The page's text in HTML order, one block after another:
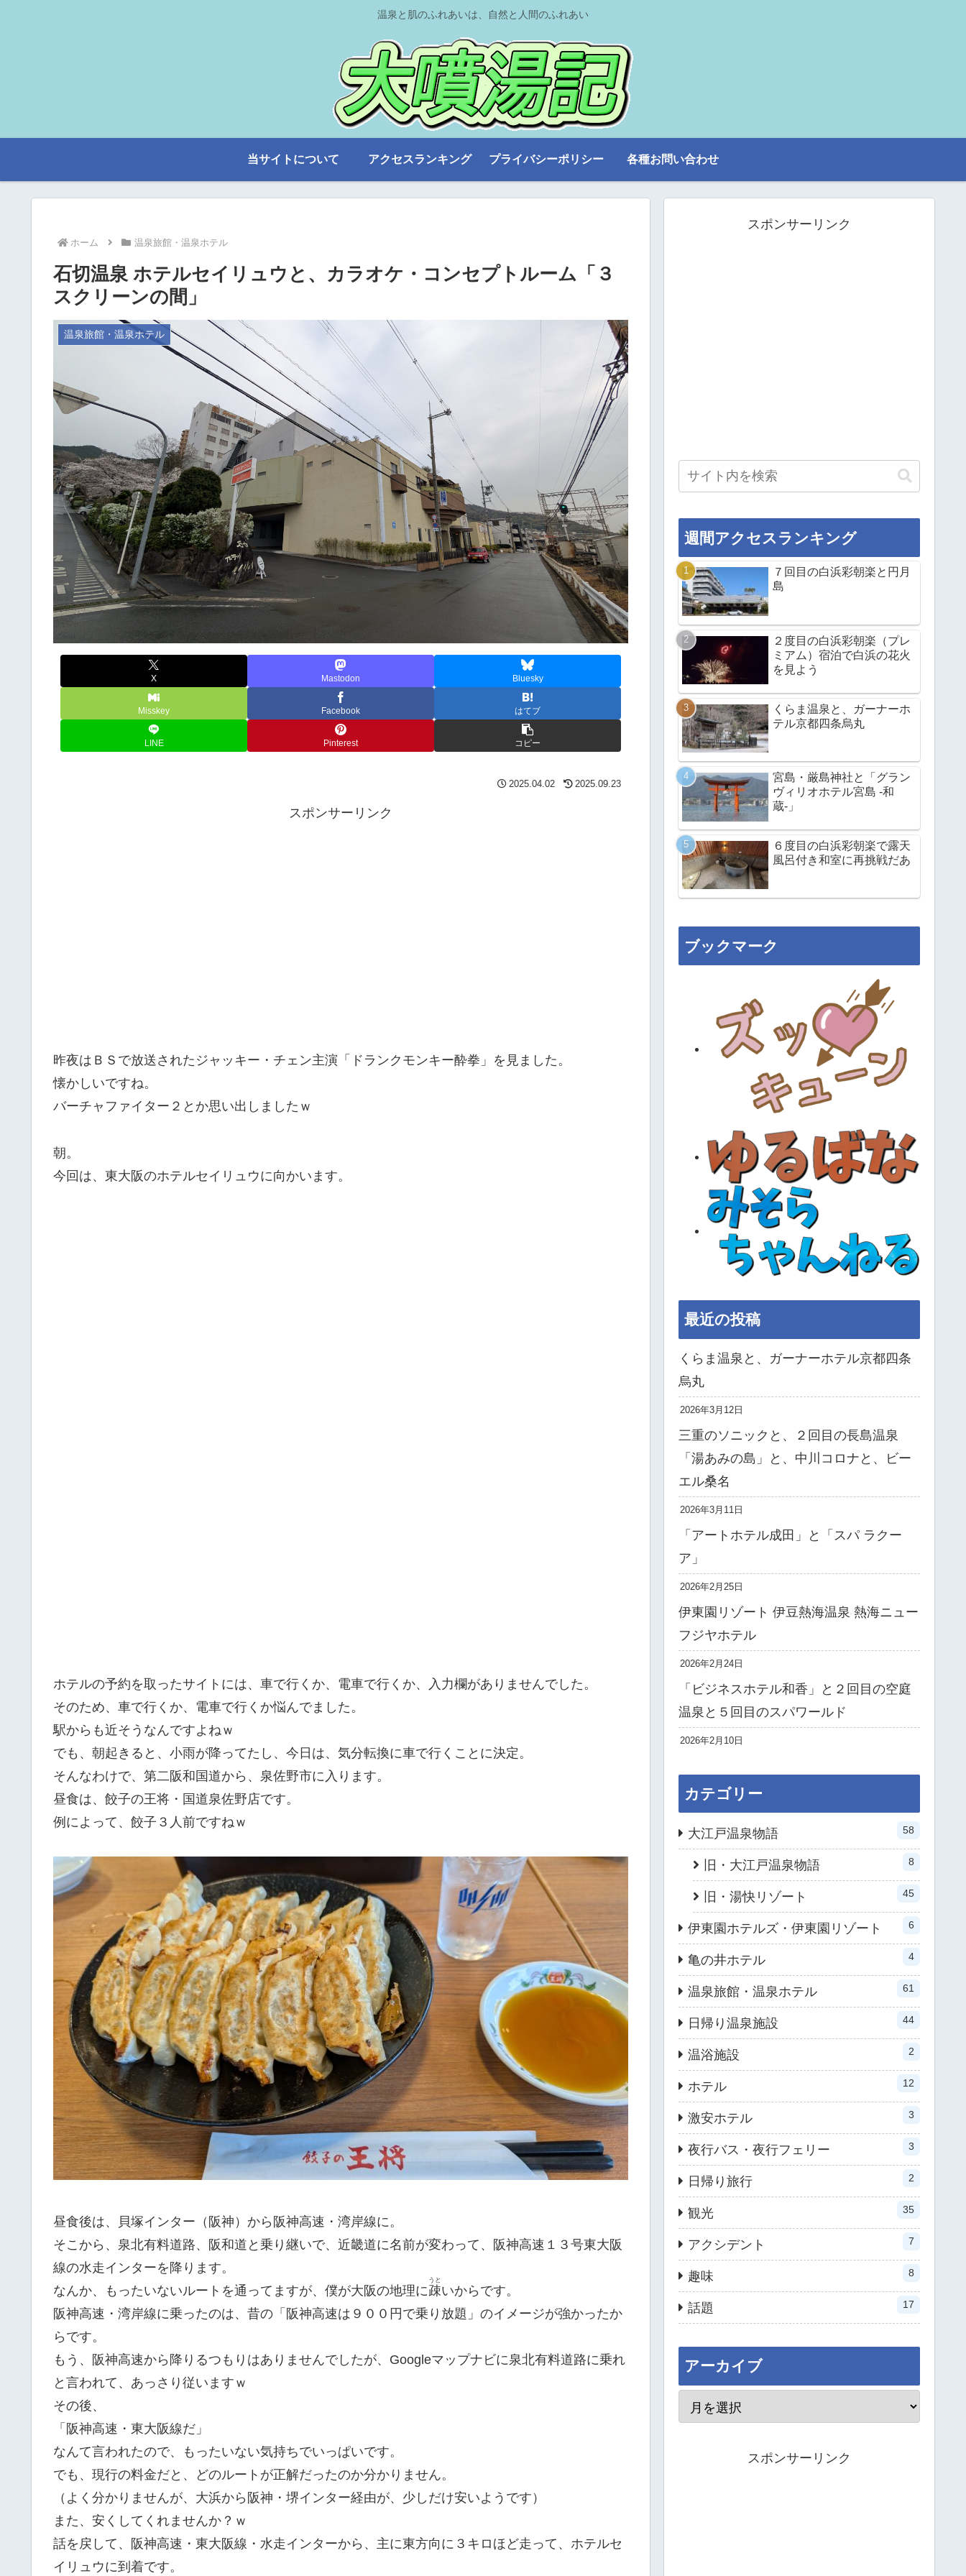
温泉と肌のふれあいは、自然と人間のふれあい
当サイトについて アクセスランキング プライバシーポリシー 各種お問い合わせ
ホーム 温泉旅館・温泉ホテル
石切温泉 ホテルセイリュウと、カラオケ・コンセプトルーム「３
スクリーンの間」
温泉旅館・温泉ホテル
X Mastodon Bluesky
Misskey Facebook はてブ
LINE Pinterest コピー
2025.04.02 2025.09.23
スポンサーリンク
昨夜はＢＳで放送されたジャッキー・チェン主演「ドランクモンキー酔拳」を見ました。
懐かしいですね。
バーチャファイター２とか思い出しましたｗ
朝。
今回は、東大阪のホテルセイリュウに向かいます。
ホテルの予約を取ったサイトには、車で行くか、電車で行くか、入力欄がありませんでした。
そのため、車で行くか、電車で行くか悩んでました。
駅からも近そうなんですよねｗ
でも、朝起きると、小雨が降ってたし、今日は、気分転換に車で行くことに決定。
そんなわけで、第二阪和国道から、泉佐野市に入ります。
昼食は、餃子の王将・国道泉佐野店です。
例によって、餃子３人前ですねｗ
昼食後は、貝塚インター（阪神）から阪神高速・湾岸線に。
そこから、泉北有料道路、阪和道と乗り継いで、近畿道に名前が変わって、阪神高速１３号東大阪
線の水走インターを降ります。
なんか、もったいないルートを通ってますが、僕が大阪の地理に疎
うと
いからです。
阪神高速・湾岸線に乗ったのは、昔の「阪神高速は９００円で乗り放題」のイメージが強かったか
らです。
もう、阪神高速から降りるつもりはありませんでしたが、Googleマップナビに泉北有料道路に乗れ
と言われて、あっさり従いますｗ
その後、
「阪神高速・東大阪線だ」
なんて言われたので、もったいない気持ちでいっぱいです。
でも、現行の料金だと、どのルートが正解だったのか分かりません。
（よく分かりませんが、大浜から阪神・堺インター経由が、少しだけ安いようです）
また、安くしてくれませんか？ｗ
話を戻して、阪神高速・東大阪線・水走インターから、主に東方向に３キロほど走って、ホテルセ
イリュウに到着です。
スポンサーリンク
週間アクセスランキング
７回目の白浜彩朝楽と円月
島
２度目の白浜彩朝楽（プレ
ミアム）宿泊で白浜の花火
を見よう
くらま温泉と、ガーナーホ
テル京都四条烏丸
宮島・厳島神社と「グラン
ヴィリオホテル宮島 -和
蔵-」
６度目の白浜彩朝楽で露天
風呂付き和室に再挑戦だあ
ブックマーク
最近の投稿
くらま温泉と、ガーナーホテル京都四条
烏丸
2026年3月12日
三重のソニックと、２回目の長島温泉
「湯あみの島」と、中川コロナと、ビー
エル桑名
2026年3月11日
「アートホテル成田」と「スパ ラクー
ア」
2026年2月25日
伊東園リゾート 伊豆熱海温泉 熱海ニュー
フジヤホテル
2026年2月24日
「ビジネスホテル和香」と２回目の空庭
温泉と５回目のスパワールド
2026年2月10日
カテゴリー
大江戸温泉物語 58
旧・大江戸温泉物語 8
旧・湯快リゾート 45
伊東園ホテルズ・伊東園リゾート 6
亀の井ホテル 4
温泉旅館・温泉ホテル 61
日帰り温泉施設 44
温浴施設 2
ホテル 12
激安ホテル 3
夜行バス・夜行フェリー 3
日帰り旅行 2
観光 35
アクシデント 7
趣味 8
話題 17
アーカイブ
スポンサーリンク